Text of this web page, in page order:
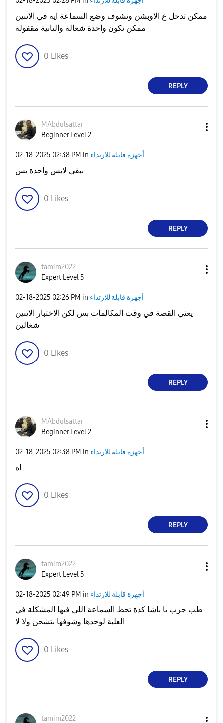
ممكن تدخل ع الاوبشن وتشوف وضع السماعة ايه في الاتنين
ممكن تكون واحدة شغالة والتانية مقفولة
0 Likes
REPLY
MAbdulsattar
Beginner Level 2
‎02-18-2025 02:38 PM in أجهزة قابلة للارتداء
ببقى لابس واحدة بس
0 Likes
REPLY
tamim2022
Expert Level 5
‎02-18-2025 02:26 PM in أجهزة قابلة للارتداء
يعني القصة في وقت المكالمات بس لكن الاختبار الاتنين
شغالين
0 Likes
REPLY
MAbdulsattar
Beginner Level 2
‎02-18-2025 02:38 PM in أجهزة قابلة للارتداء
اه
0 Likes
REPLY
tamim2022
Expert Level 5
‎02-18-2025 02:49 PM in أجهزة قابلة للارتداء
طب جرب يا باشا كدة تحط السماعة اللي فيها المشكلة في
العلبة لوحدها وشوفها بتشحن ولا لا
0 Likes
REPLY
tamim2022